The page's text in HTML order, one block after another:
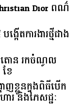
Dior ពណ៌
ើត​ការងារ​ថ្មី​ជាង​
ន់តោន រកចំណូល
ែ
ញខ្លួនក្នុងពិធីបើក
រ និងភេសជ្ជៈ